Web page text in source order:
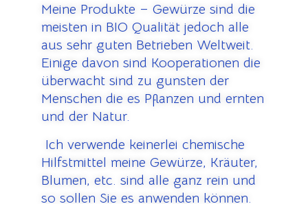
Meine Produkte – Gewürze sind die
meisten in BIO Qualität jedoch alle
aus sehr guten Betrieben Weltweit.
Einige davon sind Kooperationen die
überwacht sind zu gunsten der
Menschen die es Pflanzen und ernten
und der Natur.
Ich verwende keinerlei chemische
Hilfstmittel meine Gewürze, Kräuter,
Blumen, etc. sind alle ganz rein und
so sollen Sie es anwenden können.